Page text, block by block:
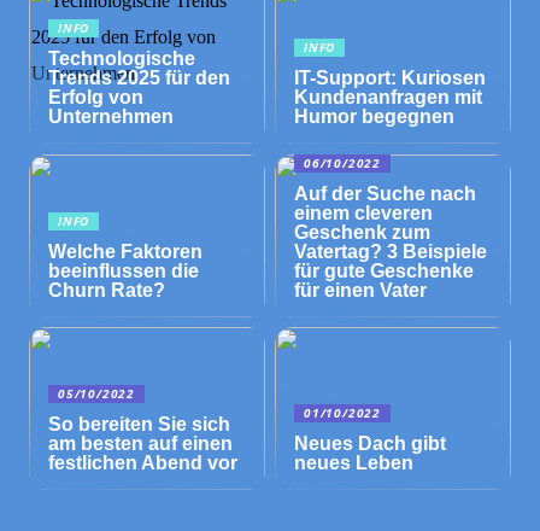
INFO
Technologische
Trends 2025 für den
Erfolg von
Unternehmen
INFO
IT-Support: Kuriosen
Kundenanfragen mit
Humor begegnen
INFO
Welche Faktoren
beeinflussen die
Churn Rate?
06/10/2022
Auf der Suche nach
einem cleveren
Geschenk zum
Vatertag? 3 Beispiele
für gute Geschenke
für einen Vater
05/10/2022
So bereiten Sie sich
am besten auf einen
festlichen Abend vor
01/10/2022
Neues Dach gibt
neues Leben